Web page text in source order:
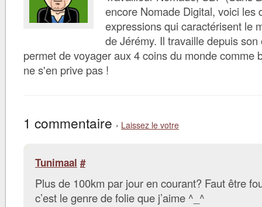
encore Nomade Digital, voici les
expressions qui caractérisent le
de Jérémy. Il travaille depuis
permet de voyager aux 4 coins du monde comme
ne s'en prive pas !
1 commentaire › Laissez le votre
Tunimaal #
Plus de 100km par jour en courant? Faut être
c’est le genre de folie que j’aime ^_^